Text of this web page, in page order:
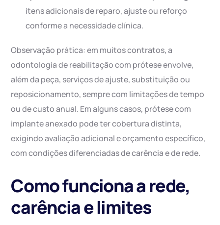
itens adicionais de reparo, ajuste ou reforço
conforme a necessidade clínica.
Observação prática: em muitos contratos, a
odontologia de reabilitação com prótese envolve,
além da peça, serviços de ajuste, substituição ou
reposicionamento, sempre com limitações de tempo
ou de custo anual. Em alguns casos, prótese com
implante anexado pode ter cobertura distinta,
exigindo avaliação adicional e orçamento específico,
com condições diferenciadas de carência e de rede.
Como funciona a rede,
carência e limites